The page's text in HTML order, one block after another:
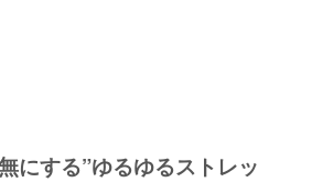
にする”ゆるゆるストレッ